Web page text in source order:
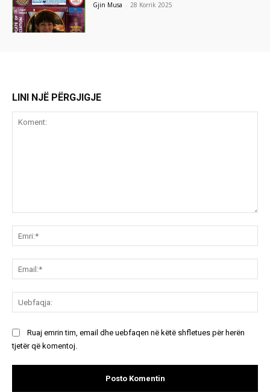
Gjin Musa - 28 Korrik 2025
LINI NJË PËRGJIGJE
Ruaj emrin tim, email dhe uebfaqen në këtë shfletues për herën
tjetër që komentoj.